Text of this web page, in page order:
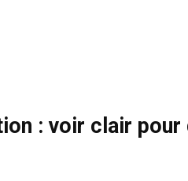
: voir clair pour